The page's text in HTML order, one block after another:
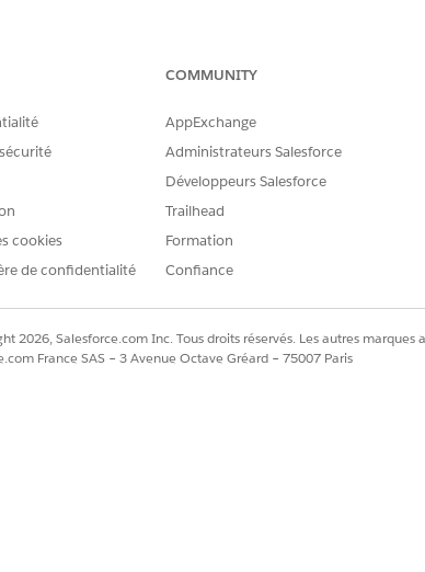
cookies
de confidentialité
COMMUNITY
AppExchange
Administrateurs Salesforce
Développeurs Salesforce
Trailhead
Formation
Confiance
2026, Salesforce.com Inc. Tous droits réservés. Les autres
France SAS – 3 Avenue Octave Gréard – 75007 Paris